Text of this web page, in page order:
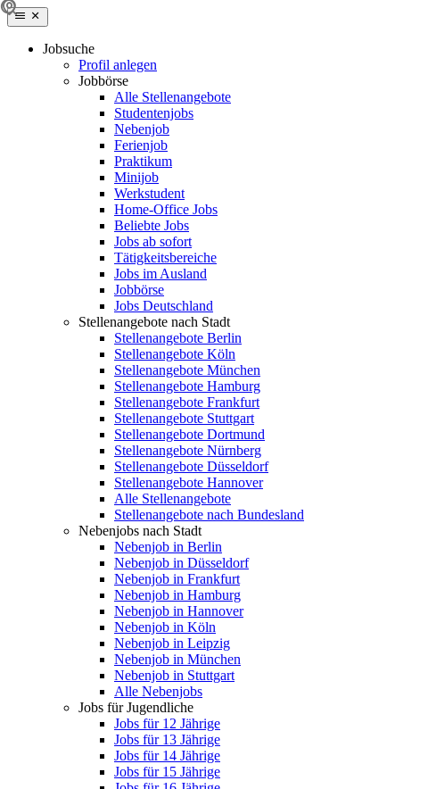
Jobsuche
Profil anlegen
Jobbörse
Alle Stellenangebote
Studentenjobs
Nebenjob
Ferienjob
Praktikum
Minijob
Werkstudent
Home-Office Jobs
Beliebte Jobs
Jobs ab sofort
Tätigkeitsbereiche
Jobs im Ausland
Jobbörse
Jobs Deutschland
Stellenangebote nach Stadt
Stellenangebote Berlin
Stellenangebote Köln
Stellenangebote München
Stellenangebote Hamburg
Stellenangebote Frankfurt
Stellenangebote Stuttgart
Stellenangebote Dortmund
Stellenangebote Nürnberg
Stellenangebote Düsseldorf
Stellenangebote Hannover
Alle Stellenangebote
Stellenangebote nach Bundesland
Nebenjobs nach Stadt
Nebenjob in Berlin
Nebenjob in Düsseldorf
Nebenjob in Frankfurt
Nebenjob in Hamburg
Nebenjob in Hannover
Nebenjob in Köln
Nebenjob in Leipzig
Nebenjob in München
Nebenjob in Stuttgart
Alle Nebenjobs
Jobs für Jugendliche
Jobs für 12 Jährige
Jobs für 13 Jährige
Jobs für 14 Jährige
Jobs für 15 Jährige